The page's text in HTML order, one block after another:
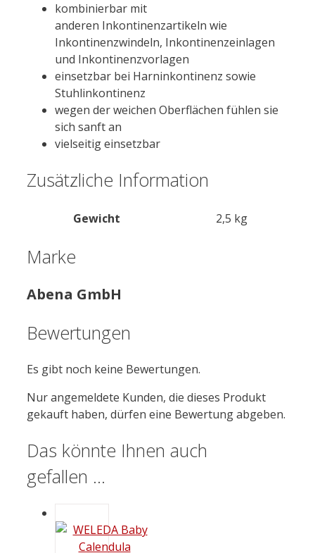
kombinierbar mit
anderen Inkontinenzartikeln wie
Inkontinenzwindeln, Inkontinenzeinlagen
und Inkontinenzvorlagen
einsetzbar bei Harninkontinenz sowie
Stuhlinkontinenz
wegen der weichen Oberflächen fühlen sie
sich sanft an
vielseitig einsetzbar
Zusätzliche Information
Gewicht 2,5 kg
Marke
Abena GmbH
Bewertungen
Es gibt noch keine Bewertungen.
Nur angemeldete Kunden, die dieses Produkt
gekauft haben, dürfen eine Bewertung abgeben.
Das könnte Ihnen auch
gefallen …